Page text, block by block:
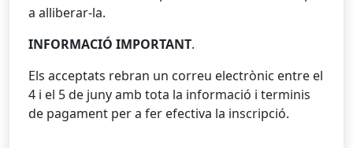
a alliberar-la.
INFORMACIÓ IMPORTANT.
Els acceptats rebran un correu electrònic entre el
4 i el 5 de juny amb tota la informació i terminis
de pagament per a fer efectiva la inscripció.